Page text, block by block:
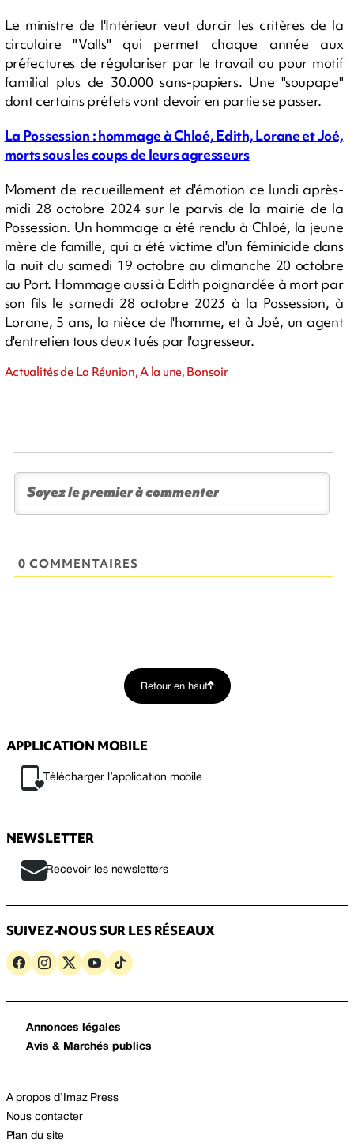
Le ministre de l'Intérieur veut durcir les critères de la
circulaire "Valls" qui permet chaque année aux
préfectures de régulariser par le travail ou pour motif
familial plus de 30.000 sans-papiers. Une "soupape"
dont certains préfets vont devoir en partie se passer.
La Possession : hommage à Chloé, Edith, Lorane et Joé,
morts sous les coups de leurs agresseurs
Moment de recueillement et d'émotion ce lundi après-
midi 28 octobre 2024 sur le parvis de la mairie de la
Possession. Un hommage a été rendu à Chloé, la jeune
mère de famille, qui a été victime d'un féminicide dans
la nuit du samedi 19 octobre au dimanche 20 octobre
au Port. Hommage aussi à Edith poignardée à mort par
son fils le samedi 28 octobre 2023 à la Possession, à
Lorane, 5 ans, la nièce de l'homme, et à Joé, un agent
d'entretien tous deux tués par l'agresseur.
Actualités de La Réunion, A la une, Bonsoir
0 COMMENTAIRES
Retour en haut
APPLICATION MOBILE
Télécharger l’application mobile
NEWSLETTER
Recevoir les newsletters
SUIVEZ-NOUS SUR LES RÉSEAUX
Annonces légales
Avis & Marchés publics
A propos d’Imaz Press
Nous contacter
Plan du site